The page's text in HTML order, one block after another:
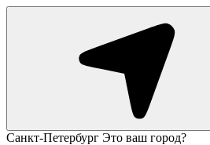
Санкт-Петербург Это ваш город?